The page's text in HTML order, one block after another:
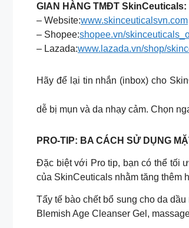
GIAN HÀNG TMĐT SkinCeuticals:
– Website:www.skinceuticalsvn.com
– Shopee:shopee.vn/
– Lazada:www.lazada.vn/shop/
Hãy để lại tin nhắn (inbox) cho
dễ bị mụn và da nhạy cảm. Chọn
PRO-TIP: BA CÁCH SỬ DỤNG
Đặc biệt với Pro tip, bạn có thể tối
của SkinCeuticals nhằm tăng thêm
Tẩy tế bào chết bổ sung cho da
Blemish Age Cleanser Gel,